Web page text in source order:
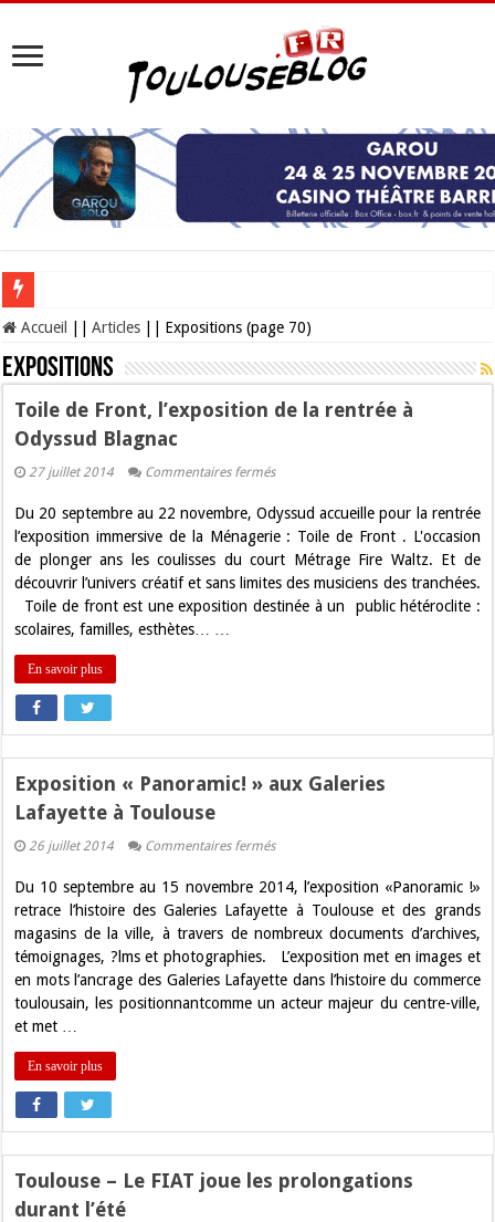
Les Nocturnes de la Cité de l’espace 2026 : l’événement incontournable de
Accueil Articles Expositions (page 70)
Expositions
Toile de Front, l’exposition de la rentrée à
Odyssud Blagnac
27 juillet 2014 Commentaires ferméssur
Front,
l’exposition
la
rentrée
Odyssud
Du 20 septembre au 22 novembre, Odyssud accueille pour la rentrée
l’exposition immersive de la Ménagerie : Toile de Front . L'occasion
de plonger ans les coulisses du court Métrage Fire Waltz. Et de
découvrir l’univers créatif et sans limites des musiciens des tranchées.
Toile de front est une exposition destinée à un public hétéroclite :
scolaires, familles, esthètes… …
En savoir plus
Exposition « Panoramic! » aux Galeries
Lafayette à Toulouse
26 juillet 2014 Commentaires ferméssur
aux
Galeries
à
Toulouse
Du 10 septembre au 15 novembre 2014, l’exposition «Panoramic !»
retrace l’histoire des Galeries Lafayette à Toulouse et des grands
magasins de la ville, à travers de nombreux documents d’archives,
témoignages, ?lms et photographies. L’exposition met en images et
en mots l’ancrage des Galeries Lafayette dans l’histoire du commerce
toulousain, les positionnantcomme un acteur majeur du centre-ville,
et met …
En savoir plus
Toulouse – Le FIAT joue les prolongations
durant l’été